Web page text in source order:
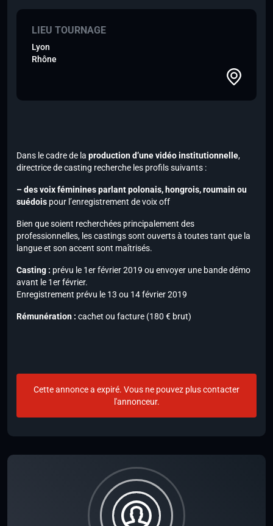
LIEU TOURNAGE
Lyon
Rhône
Dans le cadre de la production d’une vidéo institutionnelle,
directrice de casting recherche les profils suivants :
– des voix féminines parlant polonais, hongrois, roumain ou
suédois pour l’enregistrement devoix off
Bien que soient recherchées principalement des
professionnelles, les castings sont ouverts à toutes tant que la
langue et son accent sont maîtrisés.
Casting : prévu le 1er février 2019 ou envoyer une bande démo
avant le 1er février.
Enregistrement prévu le 13 ou 14 février 2019
Rémunération : cachet ou facture (180 € brut)
Cette annonce a expiré. Vous ne pouvez plus contacter
l'annonceur.